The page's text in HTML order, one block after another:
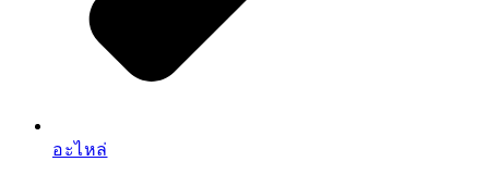
อะไหล่